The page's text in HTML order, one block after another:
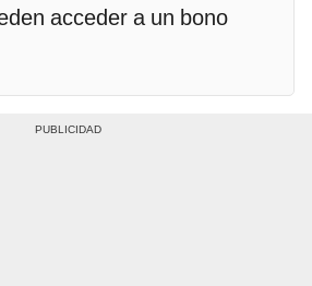
acceder a un bono